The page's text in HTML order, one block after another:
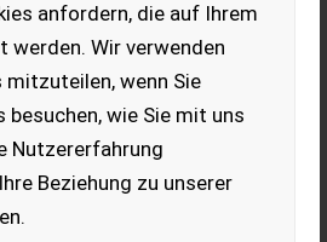
anfordern, die auf Ihrem
werden. Wir verwenden
mitzuteilen, wenn Sie
besuchen, wie Sie mit uns
Nutzererfahrung
Beziehung zu unserer
Weinflasche
plus 12er Kiste. Preis pro
EUR 0